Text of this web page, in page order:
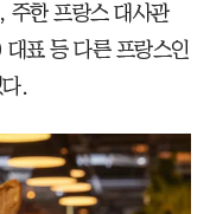
주한 프랑스 대사관
표 등 다른 프랑스인
.